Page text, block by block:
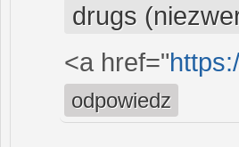
drugs
<a href="
odpowiedz